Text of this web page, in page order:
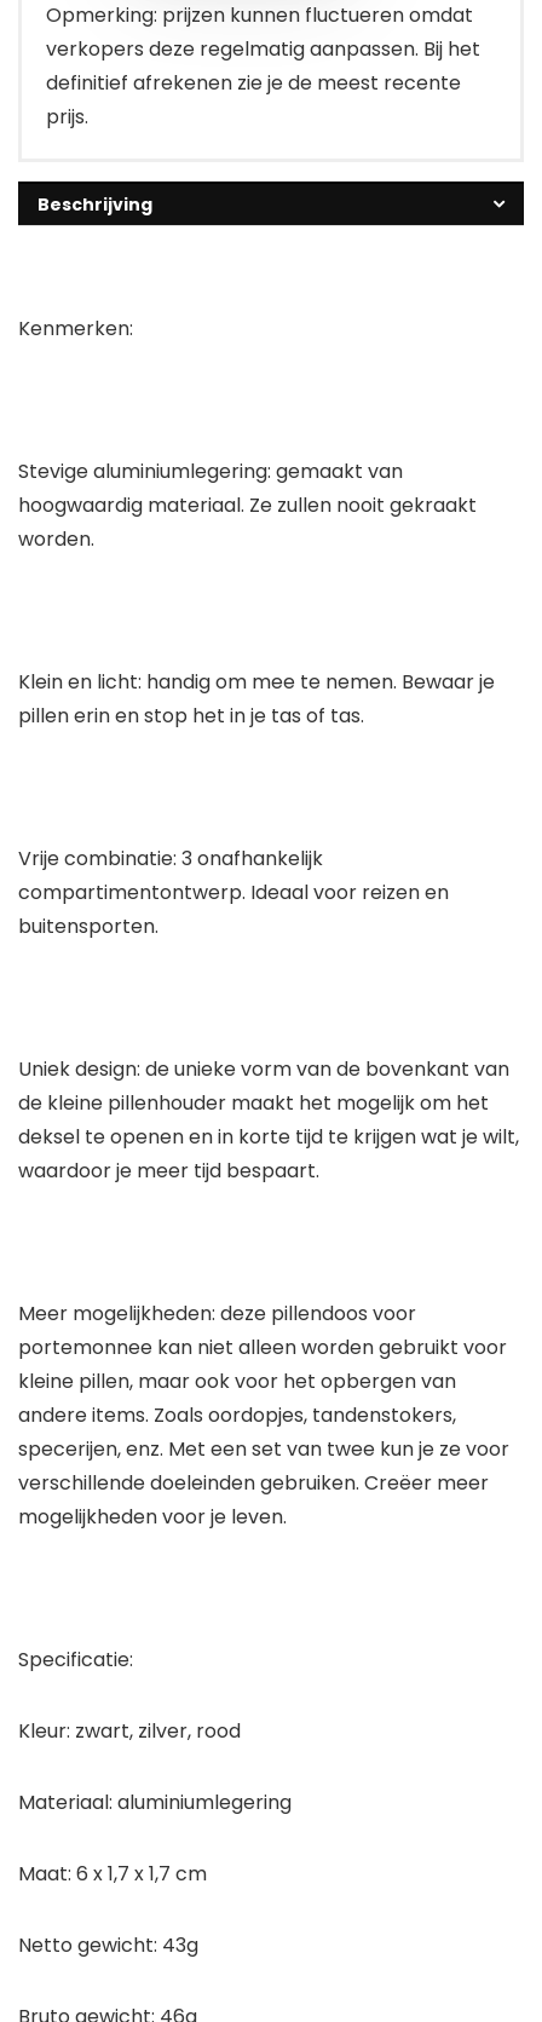
Opmerking: prijzen kunnen fluctueren omdat
verkopers deze regelmatig aanpassen. Bij het
definitief afrekenen zie je de meest recente
prijs.
Beschrijving
Kenmerken:
Stevige aluminiumlegering: gemaakt van
hoogwaardig materiaal. Ze zullen nooit gekraakt
worden.
Klein en licht: handig om mee te nemen. Bewaar je
pillen erin en stop het in je tas of tas.
Vrije combinatie: 3 onafhankelijk
compartimentontwerp. Ideaal voor reizen en
buitensporten.
Uniek design: de unieke vorm van de bovenkant van
de kleine pillenhouder maakt het mogelijk om het
deksel te openen en in korte tijd te krijgen wat je wilt,
waardoor je meer tijd bespaart.
Meer mogelijkheden: deze pillendoos voor
portemonnee kan niet alleen worden gebruikt voor
kleine pillen, maar ook voor het opbergen van
andere items. Zoals oordopjes, tandenstokers,
specerijen, enz. Met een set van twee kun je ze voor
verschillende doeleinden gebruiken. Creëer meer
mogelijkheden voor je leven.
Specificatie:
Kleur: zwart, zilver, rood
Materiaal: aluminiumlegering
Maat: 6 x 1,7 x 1,7 cm
Netto gewicht: 43g